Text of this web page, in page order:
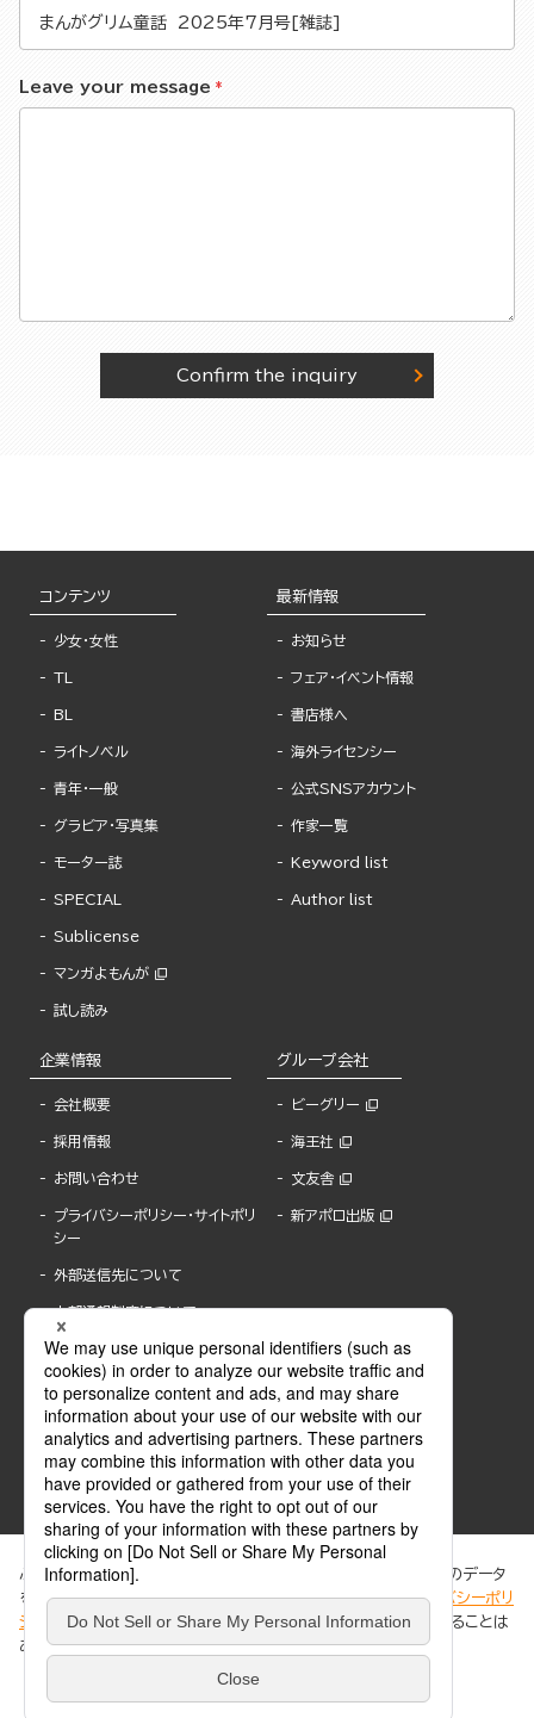
Leave your message
Confirm the inquiry
コンテンツ
少女・女性
TL
BL
ライトノベル
青年・一般
グラビア・写真集
モーター誌
SPECIAL
Sublicense
マンガよもんが
試し読み
最新情報
お知らせ
フェア・イベント情報
書店様へ
海外ライセンシー
公式SNSアカウント
作家一覧
Keyword list
Author list
企業情報
会社概要
採用情報
お問い合わせ
プライバシーポリシー・サイトポリ
シー
外部送信先について
内部通報制度について
グループ会社
ビーグリー
海王社
文友舎
新アポロ出版
ABJマークは、この電子書店・電子書籍配信サービスが、著作権者からコンテンツ使用許諾を
得た正規版配信サービスであることを示す登録商標(登録番号 第6091713号)です。
ABJマークの詳細、ABJマークを掲示しているサービスの一覧はこちら。
ぶんか社が運営するサイトでは、利便性向上のためにCookie等のデータ
を使用しています。 当社のCookieについての詳細は、「プライバシーポリ
シー
」をご覧ください。当サイトでは、訪問者の個人情報を追跡することは
ありません。